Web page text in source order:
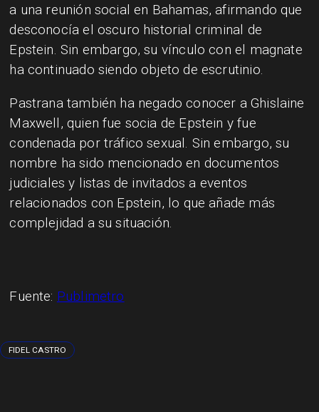
a una reunión social en Bahamas, afirmando que
desconocía el oscuro historial criminal de
Epstein. Sin embargo, su vínculo con el magnate
ha continuado siendo objeto de escrutinio.
Pastrana también ha negado conocer a Ghislaine
Maxwell, quien fue socia de Epstein y fue
condenada por tráfico sexual. Sin embargo, su
nombre ha sido mencionado en documentos
judiciales y listas de invitados a eventos
relacionados con Epstein, lo que añade más
complejidad a su situación.
Fuente: Publimetro
FIDEL CASTRO